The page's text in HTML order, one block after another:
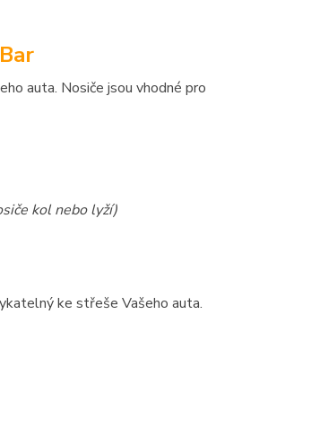
auta. Nosiče jsou vhodné pro
kol nebo lyží)
ke střeše Vašeho auta.